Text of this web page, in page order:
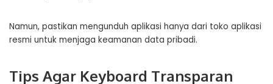
Namun, pastikan mengunduh aplikasi hanya dari toko aplikasi
resmi untuk menjaga keamanan data pribadi.
Tips Agar Keyboard Transparan